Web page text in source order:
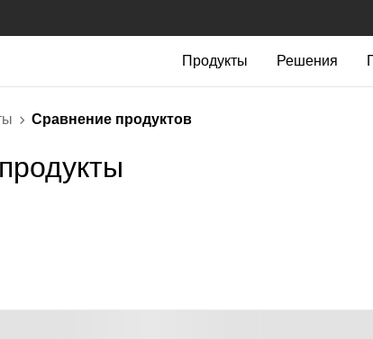
Продукты Решения
Сравнение продуктов